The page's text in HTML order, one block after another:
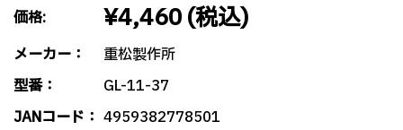
価格: ¥4,460(税込)
メーカー：
重松製作所
型番：
GL-11-37
JANコード： 4959382778501